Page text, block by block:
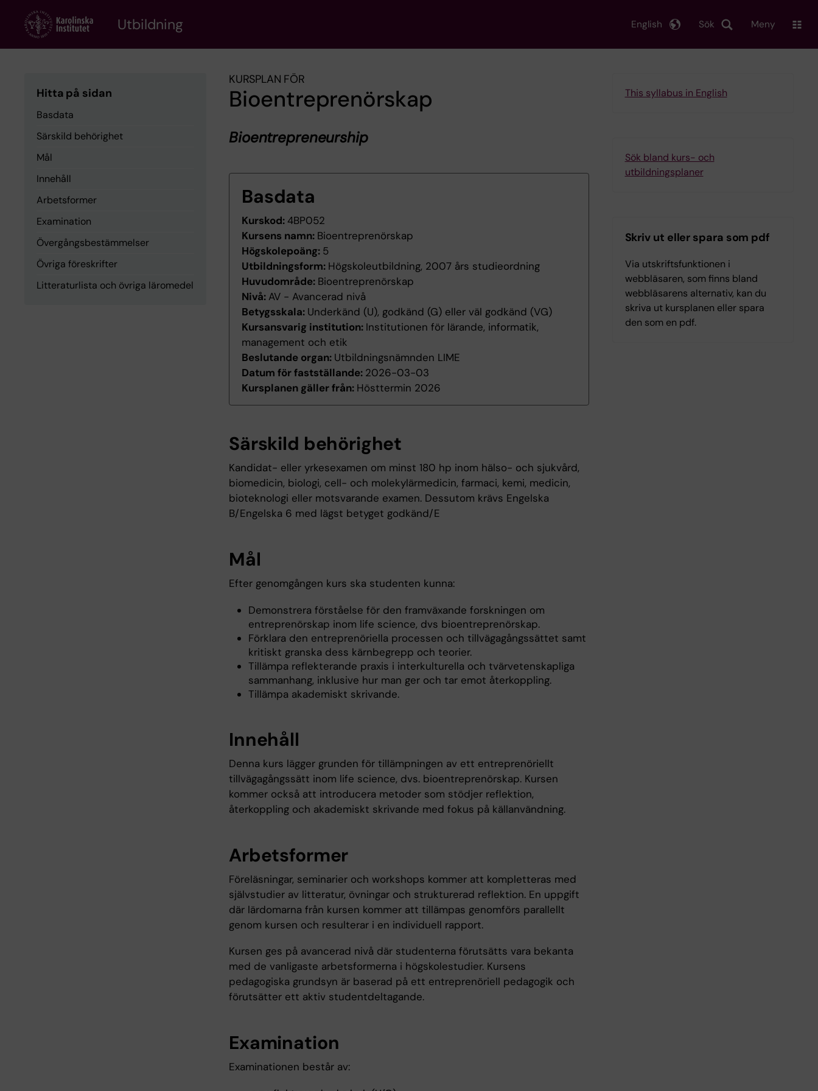
content
Utbildning Sök
English Meny
Hitta på sidan
Basdata
Särskild behörighet
Mål
Innehåll
Arbetsformer
Examination
Övergångsbestämmelser
Övriga föreskrifter
Litteraturlista och övriga läromedel
KURSPLAN FÖR
Bioentreprenörskap
Bioentrepreneurship
Basdata
Kurskod:4BP052
Kursens namn: Bioentreprenörskap
Högskolepoäng: 5
Utbildningsform: Högskoleutbildning, 2007 års studieordning
Huvudområde: Bioentreprenörskap
Nivå: AV - Avancerad nivå
Betygsskala: Underkänd (U), godkänd (G) eller väl godkänd (VG)
Kursansvarig institution: Institutionen för lärande, informatik,
management och etik
Beslutande organ: Utbildningsnämnden LIME
Datum för fastställande: 2026-03-03
Kursplanen gäller från: Hösttermin 2026
Särskild behörighet
Kandidat- eller yrkesexamen om minst 180 hp inom hälso- och sjukvård,
biomedicin, biologi, cell- och molekylärmedicin, farmaci, kemi, medicin,
bioteknologi eller motsvarande examen. Dessutom krävs Engelska
B/Engelska 6 med lägst betyget godkänd/E
Mål
Efter genomgången kurs ska studenten kunna:
Demonstrera förståelse för den framväxande forskningen om
entreprenörskap inom life science, dvs bioentreprenörskap.
Förklara den entreprenöriella processen och tillvägagångssättet samt
kritiskt granska dess kärnbegrepp och teorier.
Tillämpa reflekterande praxis i interkulturella och tvärvetenskapliga
sammanhang, inklusive hur man ger och tar emot återkoppling.
Tillämpa akademiskt skrivande.
Innehåll
Denna kurs lägger grunden för tillämpningen av ett entreprenöriellt
tillvägagångssätt inom life science, dvs. bioentreprenörskap. Kursen
kommer också att introducera metoder som stödjer reflektion,
återkoppling och akademiskt skrivande med fokus på källanvändning.
Arbetsformer
Föreläsningar, seminarier och workshops kommer att kompletteras med
självstudier av litteratur, övningar och strukturerad reflektion. En uppgift
där lärdomarna från kursen kommer att tillämpas genomförs parallellt
genom kursen och resulterar i en individuell rapport.
Kursen ges på avancerad nivå där studenterna förutsätts vara bekanta
med de vanligaste arbetsformerna i högskolestudier. Kursens
pedagogiska grundsyn är baserad på ett entreprenöriell pedagogik och
förutsätter ett aktiv studentdeltagande.
Examination
Examinationen består av:
This syllabus in English
Sök bland kurs- och
utbildningsplaner
Skriv ut eller spara som pdf
Via utskriftsfunktionen i
webbläsaren, som finns bland
webbläsarens alternativ, kan du
skriva ut kursplanen eller spara
den som en pdf.